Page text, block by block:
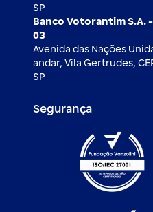
SP
Banco Votorantim S.A.
03
Avenida das Nações
andar, Vila Gertrudes,
SP
Segurança